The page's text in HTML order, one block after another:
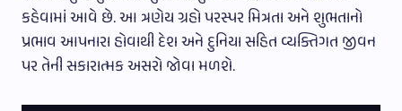
કહેવામાં આવે છે. આ ત્રણેય ગ્રહો પરસ્પર મિત્રતા અને શુભતાનો
પ્રભાવ આપનારા હોવાથી દેશ અને દુનિયા સહિત વ્યક્તિગત જીવન
પર તેની સકારાત્મક અસરો જોવા મળશે.